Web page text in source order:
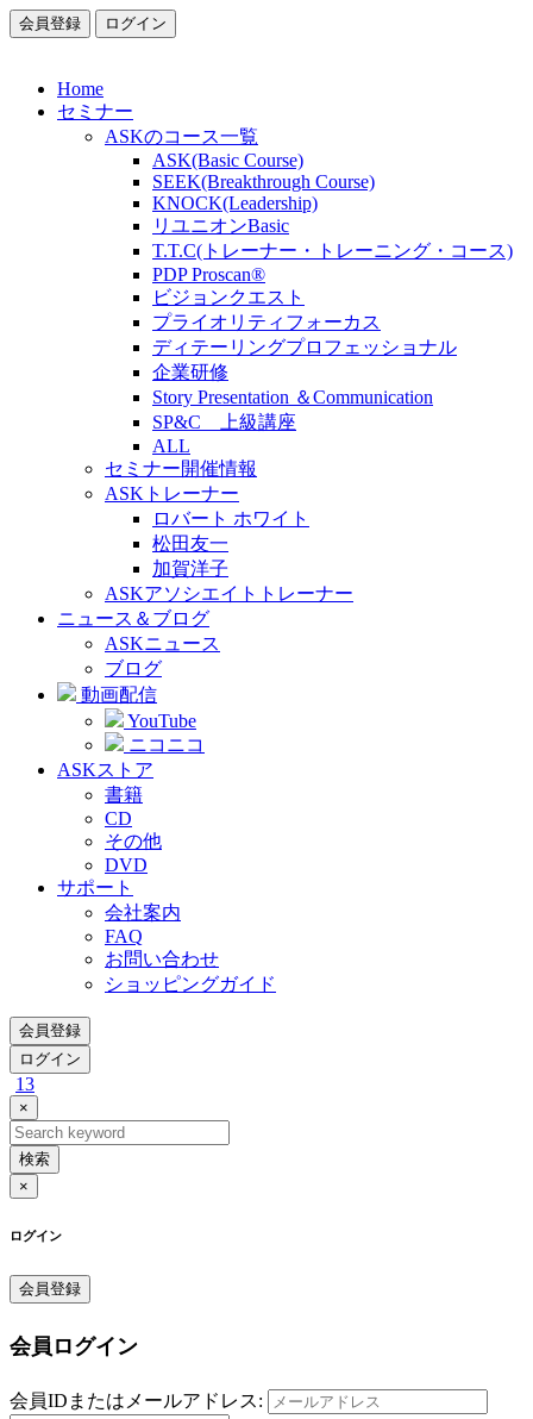
会員登録 ログイン
Home
セミナー
ASKのコース一覧
ASK(Basic Course)
SEEK(Breakthrough Course)
KNOCK(Leadership)
リユニオンBasic
T.T.C(トレーナー・トレーニング・コース)
PDP Proscan®
ビジョンクエスト
プライオリティフォーカス
ディテーリングプロフェッショナル
企業研修
Story Presentation ＆Communication
SP&C 上級講座
ALL
セミナー開催情報
ASKトレーナー
ロバート ホワイト
松田友一
加賀洋子
ASKアソシエイトトレーナー
ニュース＆ブログ
ASKニュース
ブログ
動画配信
YouTube
ニコニコ
ASKストア
書籍
CD
その他
DVD
サポート
会社案内
FAQ
お問い合わせ
ショッピングガイド
会員登録
ログイン
13
×
検索
×
ログイン
会員登録
会員ログイン
会員IDまたはメールアドレス: